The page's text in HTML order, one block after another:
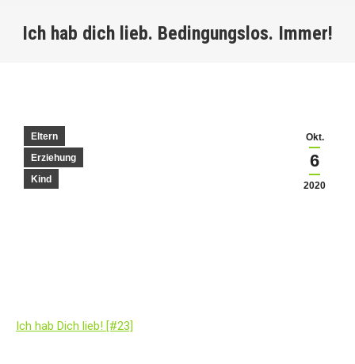
Ich hab dich lieb. Bedingungslos. Immer!
Okt.
6
2020
Eltern
Erziehung
Kind
Ich hab Dich lieb! [#23]